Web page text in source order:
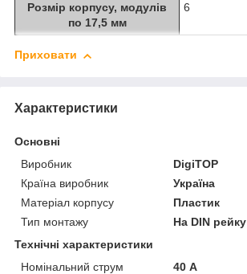
Розмір корпусу, модулів
по 17,5 мм
6
Приховати
Характеристики
Основні
Виробник
DigiTOP
Країна виробник
Україна
Матеріал корпусу
Пластик
Тип монтажу
На DIN рейку
Технічні характеристики
Номінальний струм
40 А